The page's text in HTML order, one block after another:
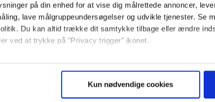
på din enhed for at vise dig målrettede annoncer,
lave målgruppeundersøgelser og udvikle tjenester. Se
Du kan altid trække dit samtykke tilbage eller ændre
ved at trykke på "Privacy trigger" ikonet.
også gerne:
enhed baseret på en scanning af dens unikke karakteristika
Kun nødvendige cookies